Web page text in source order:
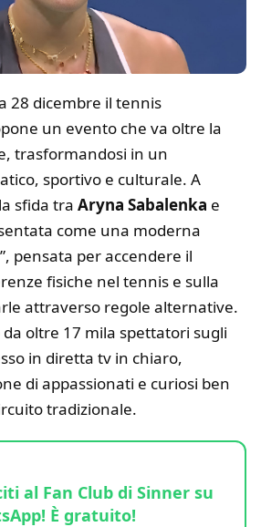
28 dicembre il tennis
un evento che va oltre la
trasformandosi in un
sportivo e culturale. A
sfida tra Aryna Sabalenka e
come una moderna
pensata per accendere il
fisiche nel tennis e sulla
attraverso regole alternative.
da oltre 17 mila spettatori sugli
in diretta tv in chiaro,
di appassionati e curiosi ben
tradizionale.
al Fan Club di Sinner su
È gratuito!